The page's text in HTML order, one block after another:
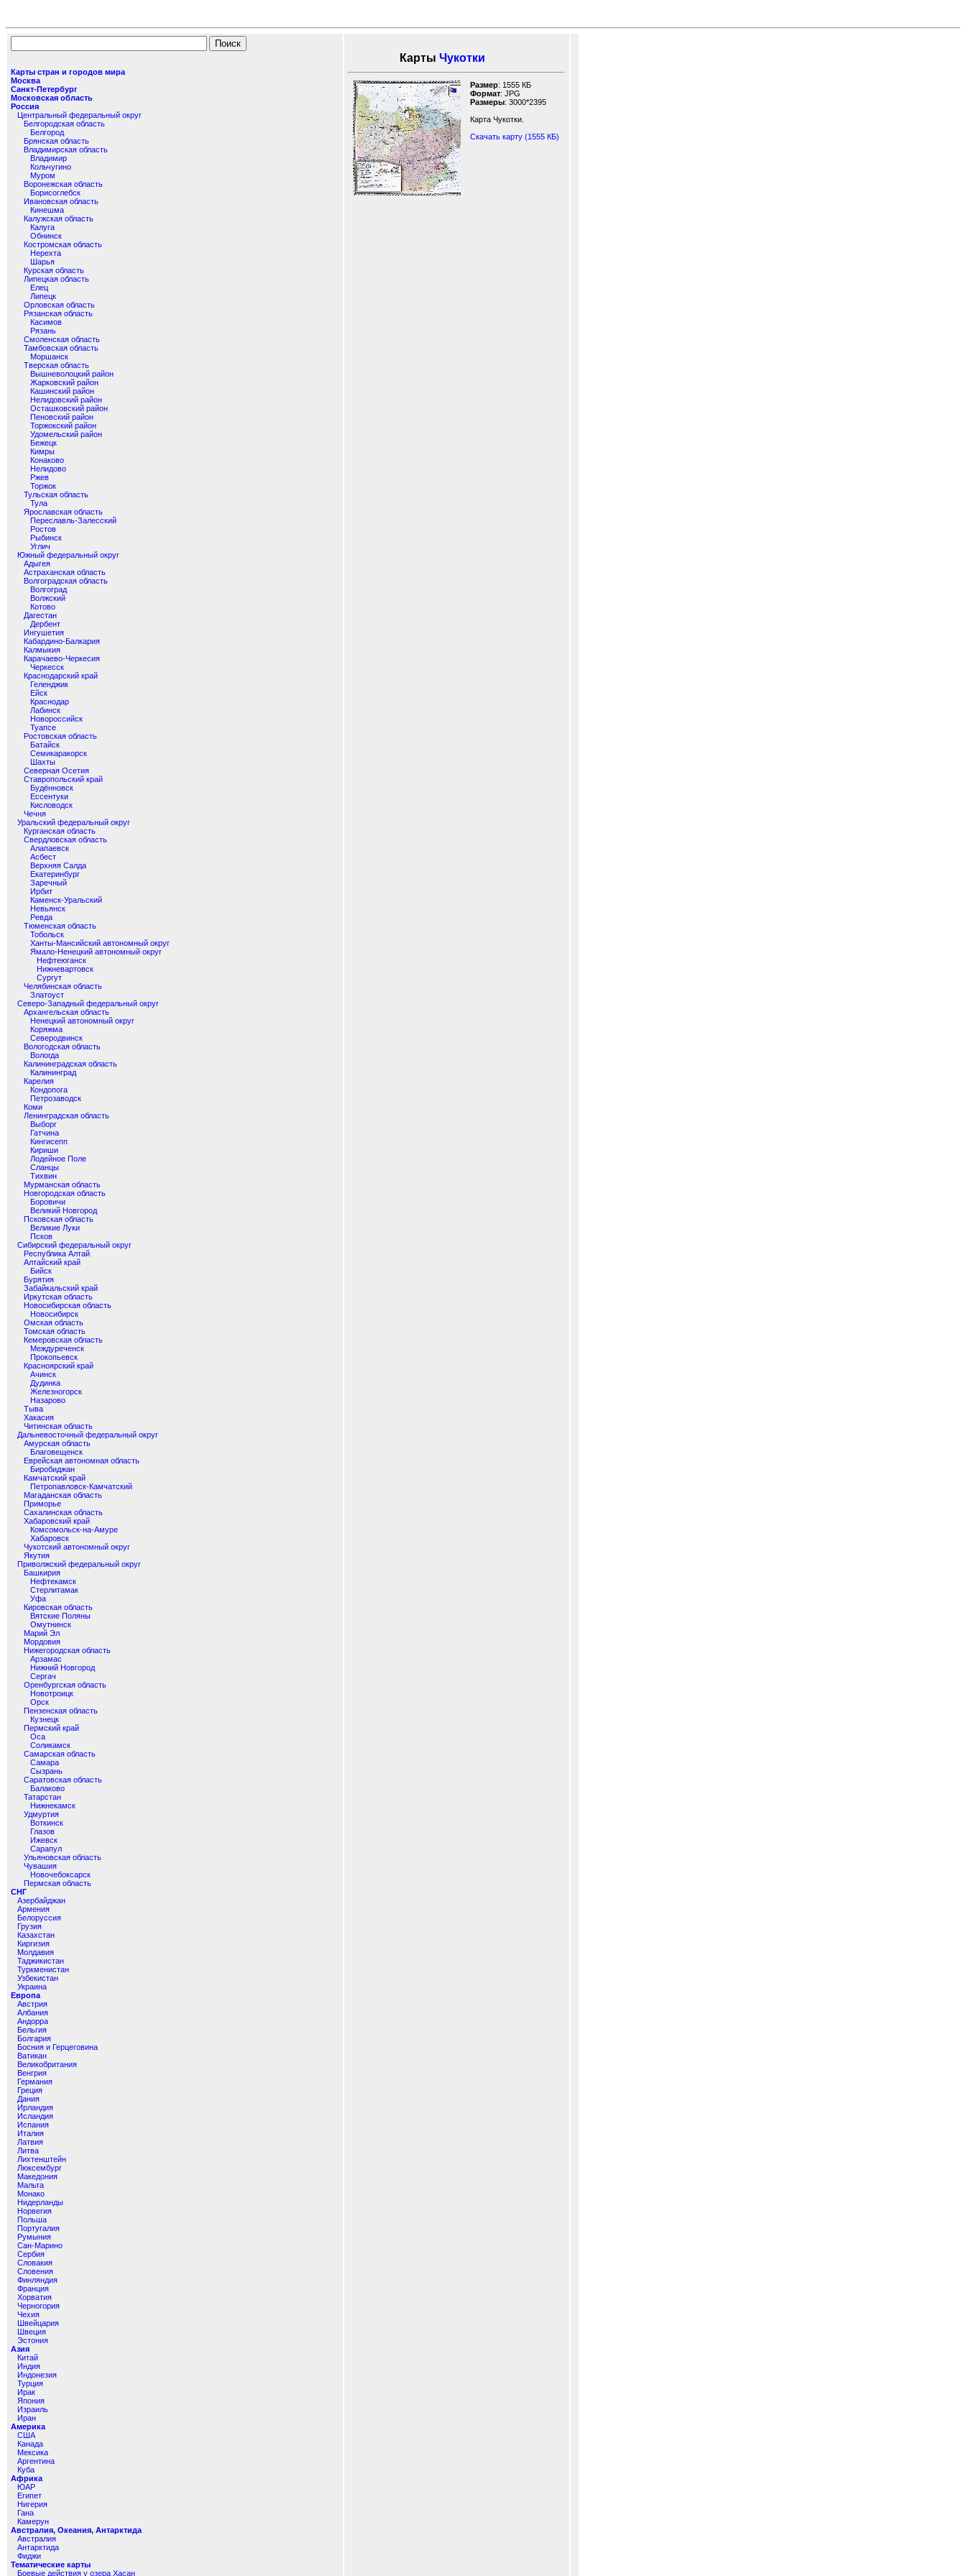
Карты стран и городов мира
Москва
Санкт-Петербург
Московская область
Россия
Центральный федеральный округ
Белгородская область
Белгород
Брянская область
Владимирская область
Владимир
Кольчугино
Муром
Воронежская область
Борисоглебск
Ивановская область
Кинешма
Калужская область
Калуга
Обнинск
Костромская область
Нерехта
Шарья
Курская область
Липецкая область
Елец
Липецк
Орловская область
Рязанская область
Касимов
Рязань
Смоленская область
Тамбовская область
Моршанск
Тверская область
Вышневолоцкий район
Жарковский район
Кашинский район
Нелидовский район
Осташковский район
Пеновский район
Торжокский район
Удомельский район
Бежецк
Кимры
Конаково
Нелидово
Ржев
Торжок
Тульская область
Тула
Ярославская область
Переславль-Залесский
Ростов
Рыбинск
Углич
Южный федеральный округ
Адыгея
Астраханская область
Волгоградская область
Волгоград
Волжский
Котово
Дагестан
Дербент
Ингушетия
Кабардино-Балкария
Калмыкия
Карачаево-Черкесия
Черкесск
Краснодарский край
Геленджик
Ейск
Краснодар
Лабинск
Новороссийск
Туапсе
Ростовская область
Батайск
Семикаракорск
Шахты
Северная Осетия
Ставропольский край
Будённовск
Ессентуки
Кисловодск
Чечня
Уральский федеральный округ
Курганская область
Свердловская область
Алапаевск
Асбест
Верхняя Салда
Екатеринбург
Заречный
Ирбит
Каменск-Уральский
Невьянск
Ревда
Тюменская область
Тобольск
Ханты-Мансийский автономный округ
Ямало-Ненецкий автономный округ
Нефтеюганск
Нижневартовск
Сургут
Челябинская область
Златоуст
Северо-Западный федеральный округ
Архангельская область
Ненецкий автономный округ
Коряжма
Северодвинск
Вологодская область
Вологда
Калининградская область
Калининград
Карелия
Кондопога
Петрозаводск
Коми
Ленинградская область
Выборг
Гатчина
Кингисепп
Кириши
Лодейное Поле
Сланцы
Тихвин
Мурманская область
Новгородская область
Боровичи
Великий Новгород
Псковская область
Великие Луки
Псков
Сибирский федеральный округ
Республика Алтай
Алтайский край
Бийск
Бурятия
Забайкальский край
Иркутская область
Новосибирская область
Новосибирск
Омская область
Томская область
Кемеровская область
Междуреченск
Прокопьевск
Красноярский край
Ачинск
Дудинка
Железногорск
Назарово
Тыва
Хакасия
Читинская область
Дальневосточный федеральный округ
Амурская область
Благовещенск
Еврейская автономная область
Биробиджан
Камчатский край
Петропавловск-Камчатский
Магаданская область
Приморье
Сахалинская область
Хабаровский край
Комсомольск-на-Амуре
Хабаровск
Чукотский автономный округ
Якутия
Приволжский федеральный округ
Башкирия
Нефтекамск
Стерлитамак
Уфа
Кировская область
Вятские Поляны
Омутнинск
Марий Эл
Мордовия
Нижегородская область
Арзамас
Нижний Новгород
Сергач
Оренбургская область
Новотроицк
Орск
Пензенская область
Кузнецк
Пермский край
Оса
Соликамск
Самарская область
Самара
Сызрань
Саратовская область
Балаково
Татарстан
Нижнекамск
Удмуртия
Воткинск
Глазов
Ижевск
Сарапул
Ульяновская область
Чувашия
Новочебоксарск
Пермская область
СНГ
Азербайджан
Армения
Белоруссия
Грузия
Казахстан
Киргизия
Молдавия
Таджикистан
Туркменистан
Узбекистан
Украина
Европа
Австрия
Албания
Андорра
Бельгия
Болгария
Босния и Герцеговина
Ватикан
Великобритания
Венгрия
Германия
Греция
Дания
Ирландия
Исландия
Испания
Италия
Латвия
Литва
Лихтенштейн
Люксембург
Македония
Мальта
Монако
Нидерланды
Норвегия
Польша
Португалия
Румыния
Сан-Марино
Сербия
Словакия
Словения
Финляндия
Франция
Хорватия
Черногория
Чехия
Швейцария
Швеция
Эстония
Азия
Китай
Индия
Индонезия
Турция
Ирак
Япония
Израиль
Иран
Америка
США
Канада
Мексика
Аргентина
Куба
Африка
ЮАР
Египет
Нигерия
Гана
Камерун
Австралия, Океания, Антарктида
Австралия
Антарктида
Фиджи
Тематические карты
Боевые действия у озера Хасан
КартыЧукотки
Размер: 1555 КБ
Формат: JPG
Размеры: 3000*2395
Карта Чукотки.
Скачать карту (1555 КБ)